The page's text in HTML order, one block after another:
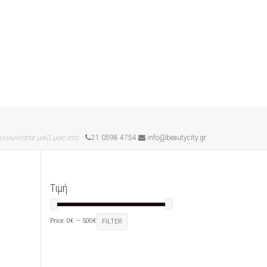
μαζί μας στο 21 0598 4754 info@beautycity.gr
Τιμή
FILTER
Price: 0€ — 500€